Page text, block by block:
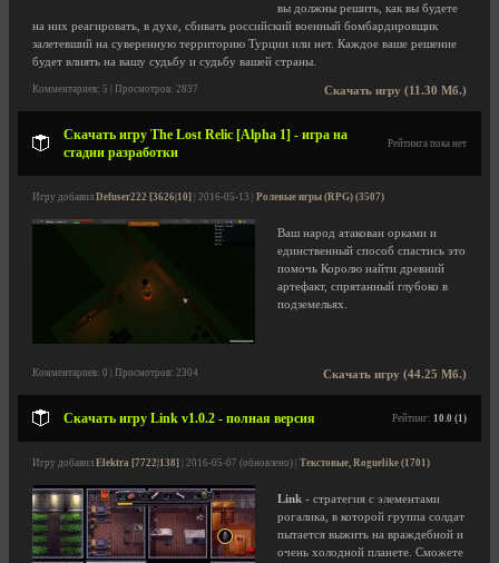
вы должны решить, как вы будете
на них реагировать, в духе, сбивать российский военный бомбардировщик
залетевший на суверенную территорию Турции или нет. Каждое ваше решение
будет влиять на вашу судьбу и судьбу вашей страны.
Скачать игру (11.30 Мб.)
Комментариев: 5 | Просмотров: 2837
Скачать игру The Lost Relic [Alpha 1] - игра на
стадии разработки
Рейтинга пока нет
Игру добавил Defuser222 [3626|10] | 2016-05-13 | Ролевые игры (RPG) (3507)
Ваш народ атакован орками и
единственный способ спастись это
помочь Королю найти древний
артефакт, спрятанный глубоко в
подземельях.
Скачать игру (44.25 Мб.)
Комментариев: 0 | Просмотров: 2304
Скачать игру Link v1.0.2 - полная версия Рейтинг: 10.0 (1)
Игру добавил Elektra [7722|138] | 2016-05-07 (обновлено) | Текстовые, Roguelike (1701)
Link - стратегия с элементами
рогалика, в которой группа солдат
пытается выжить на враждебной и
очень холодной планете. Сможете